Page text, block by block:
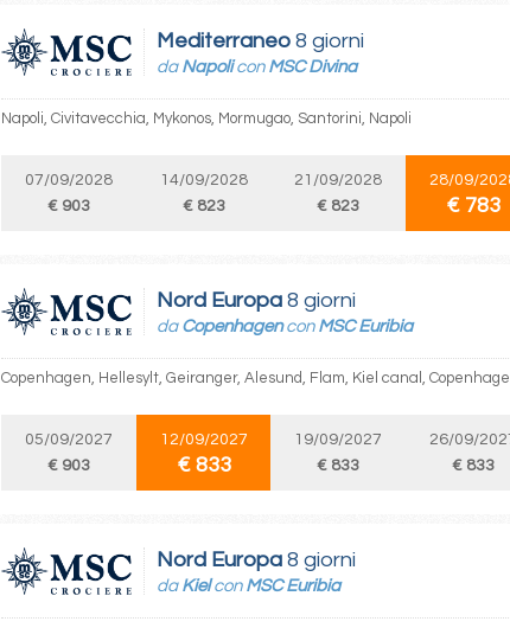
Mediterraneo 8 giorni
da Napolicon MSC Divina
Napoli, Civitavecchia, Mykonos, Mormugao, Santorini, Napoli
07/09/2028
€ 903
14/09/2028
€ 823
21/09/2028
€ 823
28/09/
€ 783
Nord Europa 8 giorni
da Copenhagencon MSC Euribia
Copenhagen, Hellesylt, Geiranger, Alesund, Flam, Kiel canal,
05/09/2027
€ 903
12/09/2027
€ 833
19/09/2027
€ 833
26/09/
€ 833
Nord Europa 8 giorni
da Kielcon MSC Euribia